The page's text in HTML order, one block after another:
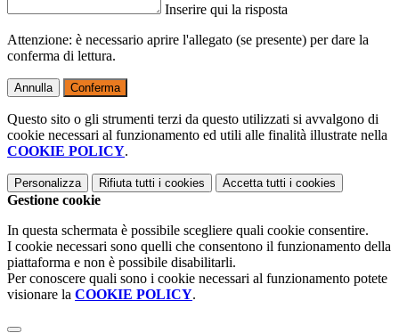
Inserire qui la risposta
Attenzione: è necessario aprire l'allegato (se presente) per dare la
conferma di lettura.
Annulla Conferma
Questo sito o gli strumenti terzi da questo utilizzati si avvalgono di
cookie necessari al funzionamento ed utili alle finalità illustrate nella
COOKIE POLICY.
Personalizza Rifiuta tutti i cookies Accetta tutti i cookies
Gestione cookie
In questa schermata è possibile scegliere quali cookie consentire.
I cookie necessari sono quelli che consentono il funzionamento della
piattaforma e non è possibile disabilitarli.
Per conoscere quali sono i cookie necessari al funzionamento potete
visionare la COOKIE POLICY.